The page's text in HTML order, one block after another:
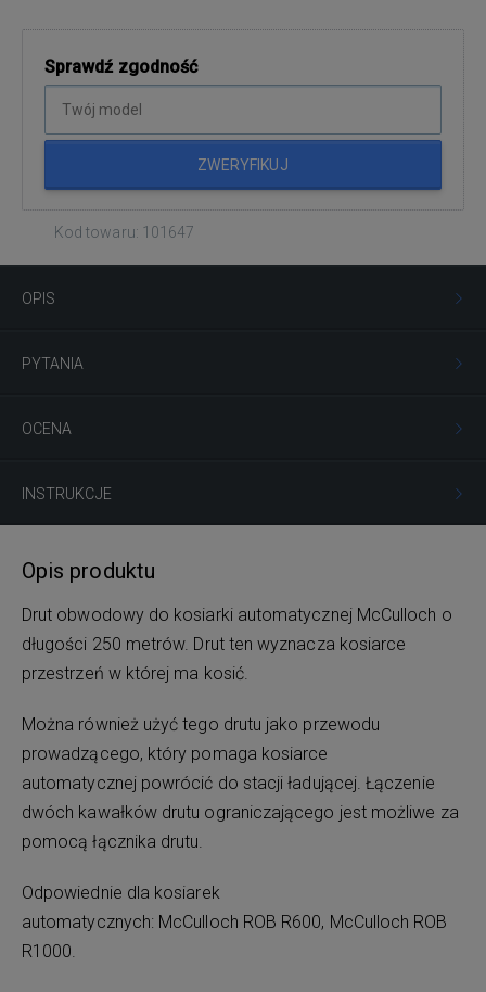
Sprawdź zgodność
ZWERYFIKUJ
Kod towaru: 101647
OPIS
PYTANIA
OCENA
INSTRUKCJE
Opis produktu
Drut obwodowy do kosiarki automatycznej McCulloch o
długości 250 metrów. Drut ten wyznacza kosiarce
przestrzeń w której ma kosić.
Można również użyć tego drutu jako przewodu
prowadzącego, który pomaga kosiarce
automatycznej powrócić do stacji ładującej. Łączenie
dwóch kawałków drutu ograniczającego jest możliwe za
pomocą łącznika drutu.
Odpowiednie dla kosiarek
automatycznych: McCulloch ROB R600, McCulloch ROB
R1000.